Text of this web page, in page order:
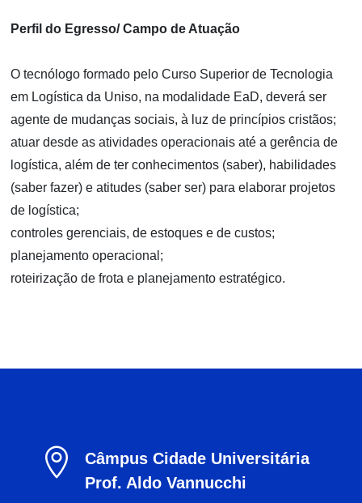
Perfil do Egresso/ Campo de Atuação
O tecnólogo formado pelo Curso Superior de Tecnologia
em Logística da Uniso, na modalidade EaD, deverá ser
agente de mudanças sociais, à luz de princípios cristãos;
atuar desde as atividades operacionais até a gerência de
logística, além de ter conhecimentos (saber), habilidades
(saber fazer) e atitudes (saber ser) para elaborar projetos
de logística;
controles gerenciais, de estoques e de custos;
planejamento operacional;
roteirização de frota e planejamento estratégico.

Câmpus Cidade Universitária
Prof. Aldo Vannucchi